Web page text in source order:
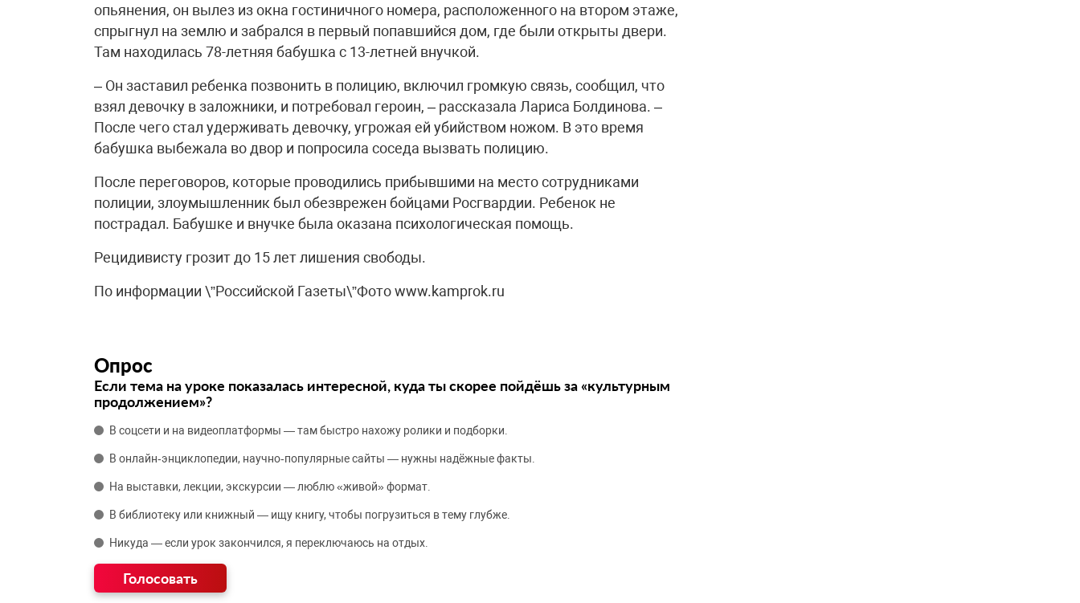
опьянения, он вылез из окна гостиничного номера, расположенного на втором этаже,
спрыгнул на землю и забрался в первый попавшийся дом, где были открыты двери.
Там находилась 78-летняя бабушка с 13-летней внучкой.
– Он заставил ребенка позвонить в полицию, включил громкую связь, сообщил, что
взял девочку в заложники, и потребовал героин, – рассказала Лариса Болдинова. –
После чего стал удерживать девочку, угрожая ей убийством ножом. В это время
бабушка выбежала во двор и попросила соседа вызвать полицию.
После переговоров, которые проводились прибывшими на место сотрудниками
полиции, злоумышленник был обезврежен бойцами Росгвардии. Ребенок не
пострадал. Бабушке и внучке была оказана психологическая помощь.
Рецидивисту грозит до 15 лет лишения свободы.
По информации \”Российской Газеты\”Фото www.kamprok.ru
Опрос
Если тема на уроке показалась интересной, куда ты скорее пойдёшь за «культурным
продолжением»?
В соцсети и на видеоплатформы — там быстро нахожу ролики и подборки.
В онлайн‑энциклопедии, научно‑популярные сайты — нужны надёжные факты.
На выставки, лекции, экскурсии — люблю «живой» формат.
В библиотеку или книжный — ищу книгу, чтобы погрузиться в тему глубже.
Никуда — если урок закончился, я переключаюсь на отдых.